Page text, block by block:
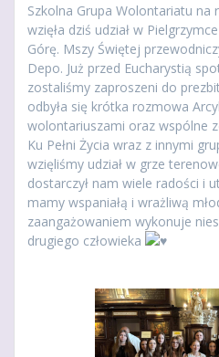
Szkolna Grupa Wolontariatu na
wzięła dziś udział w
Górę. Mszy Świętej
Depo. Już przed Eucharystią
zostaliśmy zaproszeni do
odbyła się krótka rozmowa
wolontariuszami oraz wspólne
Ku Pełni Życia wraz z innymi
wzięliśmy udział w grze
dostarczył nam wiele radości i
mamy wspaniałą i wrażliwą
zaangażowaniem wykonuje
drugiego człowieka